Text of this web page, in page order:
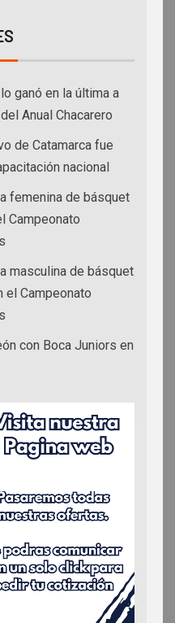
ganó en la última a
Anual Chacarero
de Catamarca fue
nacional
femenina de básquet
Campeonato
masculina de básquet
el Campeonato
con Boca Juniors en